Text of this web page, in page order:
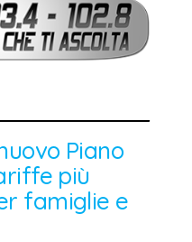
Piano
più
famiglie e